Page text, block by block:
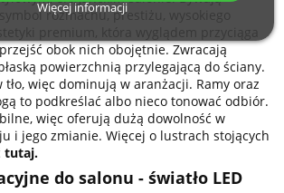
rozmachu, prestiżu, wysokiego
premium, która wyglądem przyciąga
obok nich obojętnie. Zwracają
powierzchnią przylegającą do ściany.
więc dominują w aranżacji. Ramy oraz
to podkreślać albo nieco tonować odbiór.
więc oferują dużą dowolność w
i jego zmianie. Więcej o lustrach stojących
tutaj.
do salonu - światło LED
Więcej informacji